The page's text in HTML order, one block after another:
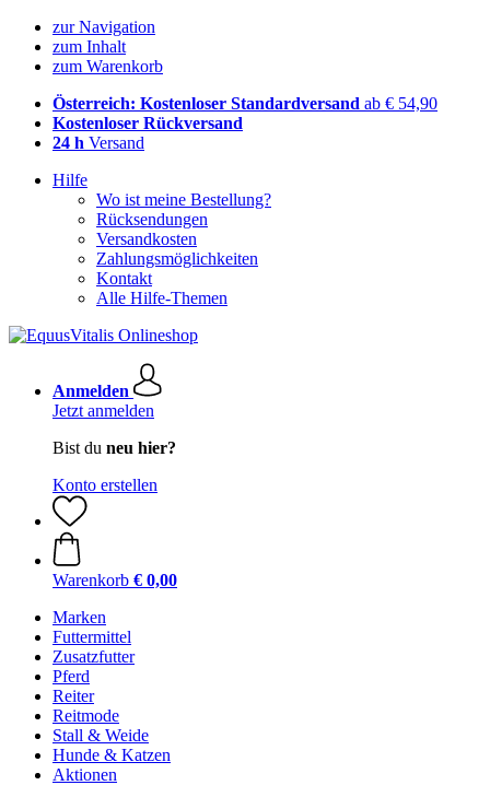
zur Navigation
zum Inhalt
zum Warenkorb
Österreich: Kostenloser Standardversand ab € 54,90
Kostenloser Rückversand
24 h Versand
Hilfe
Wo ist meine Bestellung?
Rücksendungen
Versandkosten
Zahlungsmöglichkeiten
Kontakt
Alle Hilfe-Themen
Anmelden
Jetzt anmelden
Bist du neu hier?
Konto erstellen
Warenkorb € 0,00
Marken
Futtermittel
Zusatzfutter
Pferd
Reiter
Reitmode
Stall & Weide
Hunde & Katzen
Aktionen